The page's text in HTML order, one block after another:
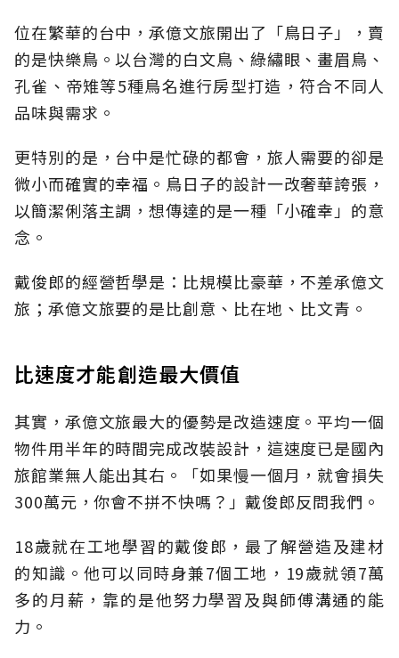
位在繁華的台中，承億文旅開出了「鳥日子」，賣
的是快樂鳥。以台灣的白文鳥、綠繡眼、畫眉鳥、
孔雀、帝雉等5種鳥名進行房型打造，符合不同人
品味與需求。
更特別的是，台中是忙碌的都會，旅人需要的卻是
微小而確實的幸福。鳥日子的設計一改奢華誇張，
以簡潔俐落主調，想傳達的是一種「小確幸」的意
念。
戴俊郎的經營哲學是：比規模比豪華，不差承億文
旅；承億文旅要的是比創意、比在地、比文青。
比速度才能創造最大價值
其實，承億文旅最大的優勢是改造速度。平均一個
物件用半年的時間完成改裝設計，這速度已是國內
旅館業無人能出其右。「如果慢一個月，就會損失
300萬元，你會不拼不快嗎？」戴俊郎反問我們。
18歲就在工地學習的戴俊郎，最了解營造及建材
的知識。他可以同時身兼7個工地，19歲就領7萬
多的月薪，靠的是他努力學習及與師傅溝通的能
力。